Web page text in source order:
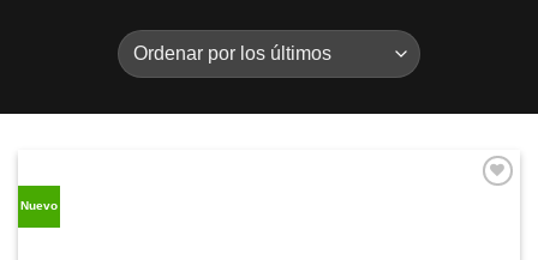
Nuevo